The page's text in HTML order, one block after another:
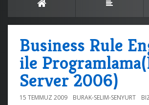
Business Rule
ile
Server 2006)
15 TEMMUZ 2009 BURAK-SELIM-SENYURT